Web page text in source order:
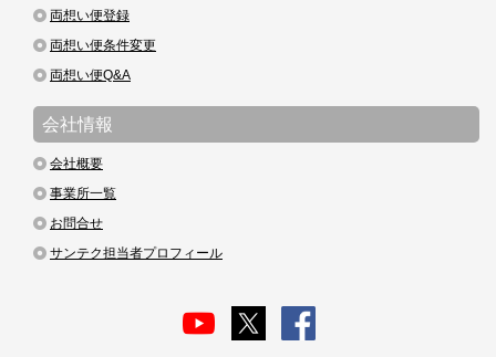
両想い便登録
両想い便条件変更
両想い便Q&A
会社情報
会社概要
事業所一覧
お問合せ
サンテク担当者プロフィール